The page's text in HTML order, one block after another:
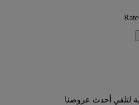
لتلقي أحدث عروضنا